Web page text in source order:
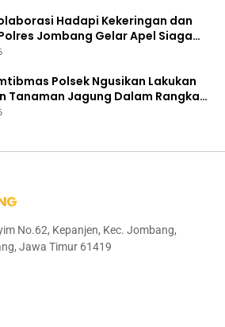
Hadapi Kekeringan dan
Jombang Gelar Apel Siaga
Polsek Ngusikan Lakukan
Tanaman Jagung Dalam Rangka
Ketahanan Pangan
No.62, Kepanjen, Kec. Jombang,
Jawa Timur 61419